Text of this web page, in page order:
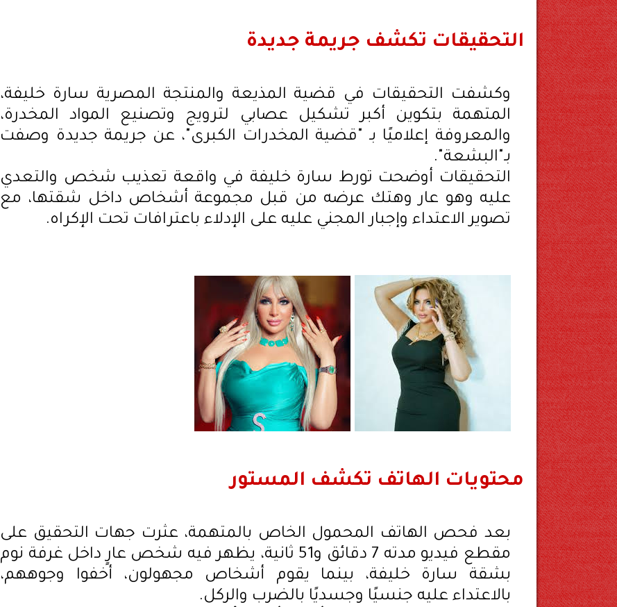
التحقيقات تكشف جريمة جديدة
وكشفت التحقيقات في قضية المذيعة والمنتجة المصرية سارة خليفة،
المتهمة بتكوين أكبر تشكيل عصابي لترويج وتصنيع المواد المخدرة،
والمعروفة إعلاميًا بـ "قضية المخدرات الكبرى"، عن جريمة جديدة وصفت
بـ"البشعة".
التحقيقات أوضحت تورط سارة خليفة في واقعة تعذيب شخص والتعدي
عليه وهو عار وهتك عرضه من قبل مجموعة أشخاص داخل شقتها، مع
تصوير الاعتداء وإجبار المجني عليه على الإدلاء باعترافات تحت الإكراه.
محتويات الهاتف تكشف المستور
بعد فحص الهاتف المحمول الخاص بالمتهمة، عثرت جهات التحقيق على
مقطع فيديو مدته 7 دقائق و51 ثانية، يظهر فيه شخص عارٍ داخل غرفة نوم
بشقة سارة خليفة، بينما يقوم أشخاص مجهولون، أخفوا وجوههم،
بالاعتداء عليه جنسيًا وجسديًا بالضرب والركل.